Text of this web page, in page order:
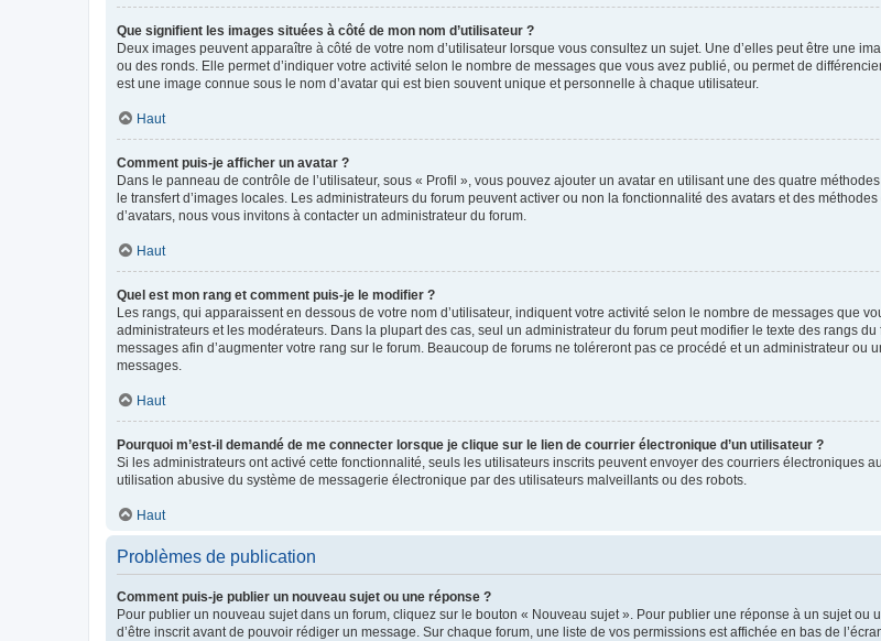
Que signifient les images situées à côté de mon nom d’utilisateur ?
Deux images peuvent apparaître à côté de votre nom d’utilisateur lorsque vous consultez un sujet. Une d’elles peut être une
ou des ronds. Elle permet d’indiquer votre activité selon le nombre de messages que vous avez publié, ou permet de
est une image connue sous le nom d’avatar qui est bien souvent unique et personnelle à chaque utilisateur.
Haut
Comment puis-je afficher un avatar ?
Dans le panneau de contrôle de l’utilisateur, sous « Profil », vous pouvez ajouter un avatar en utilisant une des quatre
le transfert d’images locales. Les administrateurs du forum peuvent activer ou non la fonctionnalité des avatars et des
d’avatars, nous vous invitons à contacter un administrateur du forum.
Haut
Quel est mon rang et comment puis-je le modifier ?
Les rangs, qui apparaissent en dessous de votre nom d’utilisateur, indiquent votre activité selon le nombre de messages que
administrateurs et les modérateurs. Dans la plupart des cas, seul un administrateur du forum peut modifier le texte des rangs
messages afin d’augmenter votre rang sur le forum. Beaucoup de forums ne toléreront pas ce procédé et un administrateur
messages.
Haut
Pourquoi m’est-il demandé de me connecter lorsque je clique sur le lien de courrier électronique d’un utilisateur ?
Si les administrateurs ont activé cette fonctionnalité, seuls les utilisateurs inscrits peuvent envoyer des courriers électroniques
utilisation abusive du système de messagerie électronique par des utilisateurs malveillants ou des robots.
Haut
Problèmes de publication
Comment puis-je publier un nouveau sujet ou une réponse ?
Pour publier un nouveau sujet dans un forum, cliquez sur le bouton « Nouveau sujet ». Pour publier une réponse à un sujet
d’être inscrit avant de pouvoir rédiger un message. Sur chaque forum, une liste de vos permissions est affichée en bas de